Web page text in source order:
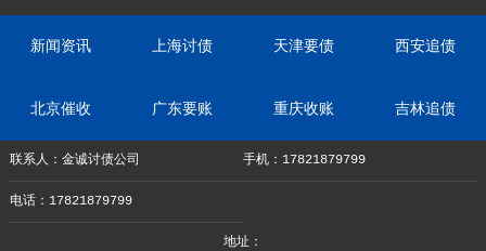
新闻资讯 上海讨债 天津要债 西安追债
北京催收 广东要账 重庆收账 吉林追债
联系人：金诚讨债公司 手机：17821879799
电话：17821879799
地址：